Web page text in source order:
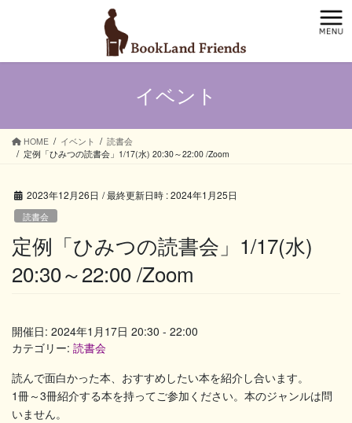
イベント
HOME イベント
読書会
定例「ひみつの読書会」1/17(水) 20:30～22:00 /Zoom
2023年12月26日 / 最終更新日時 :2024年1月25日
読書会
定例「ひみつの読書会」1/17(水)
20:30～22:00 /Zoom
開催日: 2024年1月17日 20:30 - 22:00
カテゴリー: 読書会
読んで面白かった本、おすすめしたい本を紹介し合います。
1冊～3冊紹介する本を持ってご参加ください。本のジャンルは問
いません。